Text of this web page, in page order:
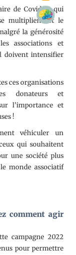
de Covid-19 qui
multiplient et le
la générosité
associations et
doivent intensifier
ces organisations
donateurs et
l’importance et
!
véhiculer un
qui souhaitent
une société plus
monde associatif
comment agir
campagne 2022
pour permettre